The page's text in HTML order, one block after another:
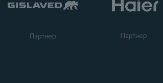
Партнер Партнер